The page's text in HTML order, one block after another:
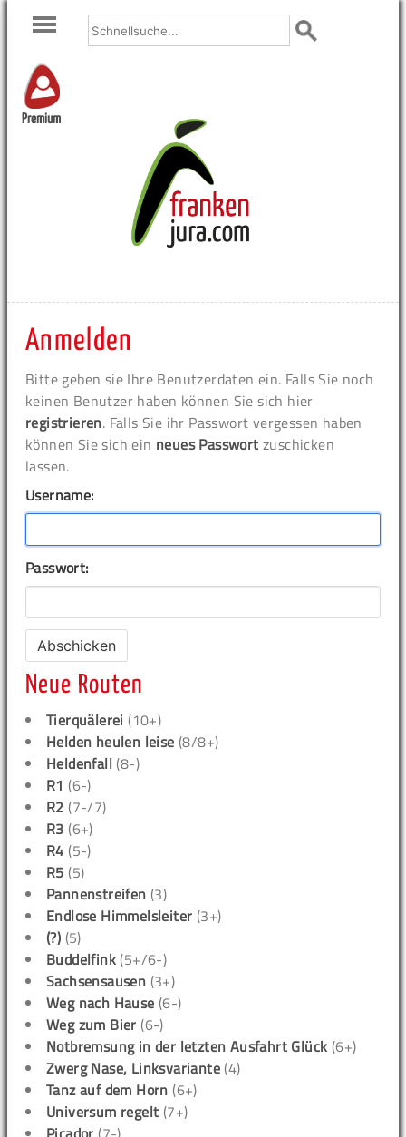
Premium
Anmelden
Bitte geben sie Ihre Benutzerdaten ein. Falls Sie noch
keinen Benutzer haben können Sie sich hier
registrieren. Falls Sie ihr Passwort vergessen haben
können Sie sich ein neues Passwort zuschicken
lassen.
Username:
Passwort:
Neue Routen
Tierquälerei (10+)
Helden heulen leise (8/8+)
Heldenfall (8-)
R1 (6-)
R2 (7-/7)
R3 (6+)
R4 (5-)
R5 (5)
Pannenstreifen (3)
Endlose Himmelsleiter (3+)
(?) (5)
Buddelfink (5+/6-)
Sachsensausen (3+)
Weg nach Hause (6-)
Weg zum Bier (6-)
Notbremsung in der letzten Ausfahrt Glück (6+)
Zwerg Nase, Linksvariante (4)
Tanz auf dem Horn (6+)
Universum regelt (7+)